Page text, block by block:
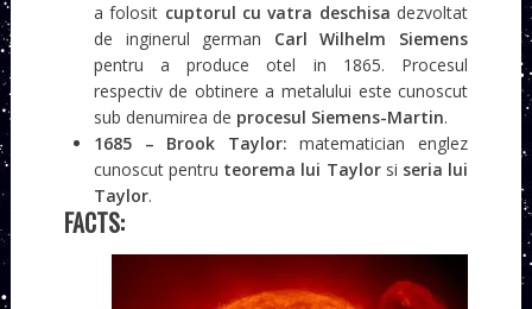
a folosit cuptorul cu vatra deschisa dezvoltat
de inginerul german Carl Wilhelm Siemens
pentru a produce otel in 1865. Procesul
respectiv de obtinere a metalului este cunoscut
sub denumirea de procesul Siemens-Martin.
1685 – Brook Taylor:matematician englez
cunoscut pentru teorema lui Taylorsi seria lui
Taylor.
FACTS: